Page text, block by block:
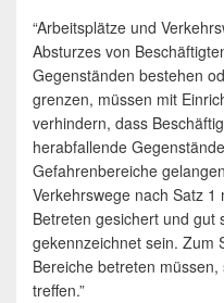
“Arbeitsplätze und
Absturzes von
Gegenständen bestehen
grenzen, müssen mit
verhindern, dass
herabfallende
Gefahrenbereiche
Verkehrswege nach Satz
Betreten gesichert und gut
gekennzeichnet sein. Zum
Bereiche betreten
treffen.”